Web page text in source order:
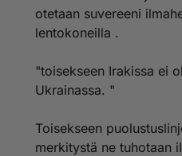
otetaan suvereeni
lentokoneilla .
"toisekseen Irakissa ei
Ukrainassa. "
Toisekseen
merkitystä ne tuhotaan